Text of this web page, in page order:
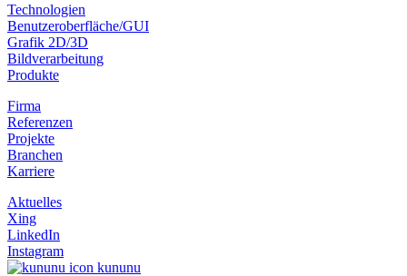
Technologien
Benutzeroberfläche/GUI
Grafik 2D/3D
Bildverarbeitung
Produkte
Firma
Referenzen
Projekte
Branchen
Karriere
Aktuelles
Xing
LinkedIn
Instagram
kununu